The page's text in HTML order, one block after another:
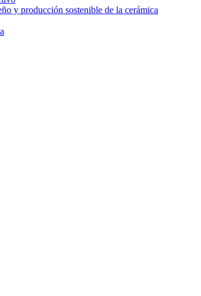
y producción sostenible de la cerámica